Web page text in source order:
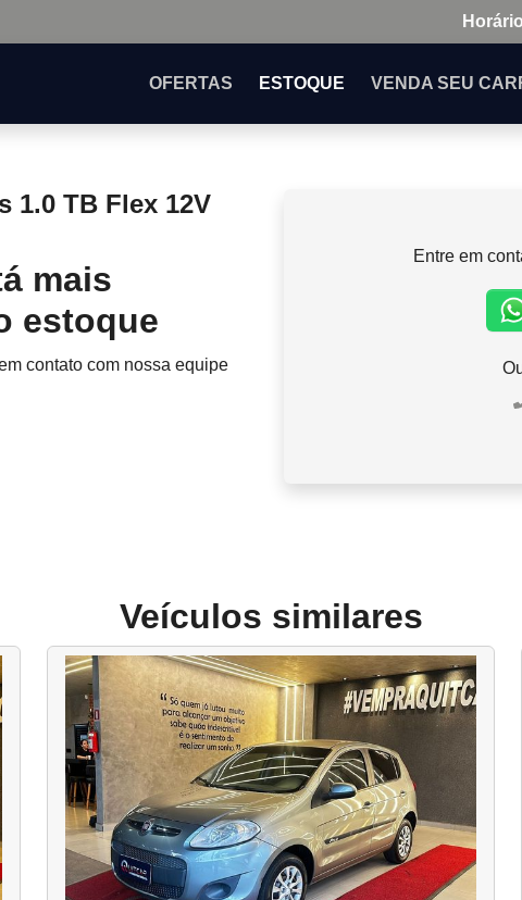
OFERTAS ESTOQUE VENDA SEU
1.0 TB Flex 12V
mais
estoque
contato com nossa equipe
Entre em
Veículos similares